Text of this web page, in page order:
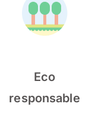
Eco
responsable